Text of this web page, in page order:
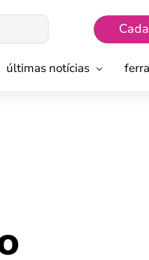
últimas notícias